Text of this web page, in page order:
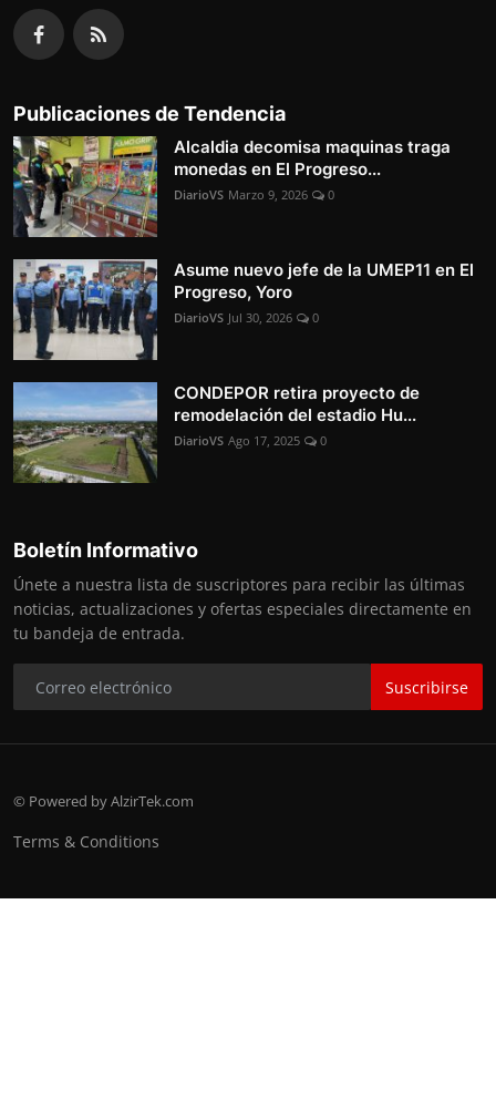
Publicaciones de Tendencia
Alcaldia decomisa maquinas traga
monedas en El Progreso...
DiarioVS Marzo 9, 2026 0
Asume nuevo jefe de la UMEP11 en El
Progreso, Yoro
DiarioVS Jul 30, 2026 0
CONDEPOR retira proyecto de
remodelación del estadio Hu...
DiarioVS Ago 17, 2025 0
Boletín Informativo
Únete a nuestra lista de suscriptores para recibir las últimas
noticias, actualizaciones y ofertas especiales directamente en
tu bandeja de entrada.
Suscribirse
© Powered by AlzirTek.com
Terms & Conditions